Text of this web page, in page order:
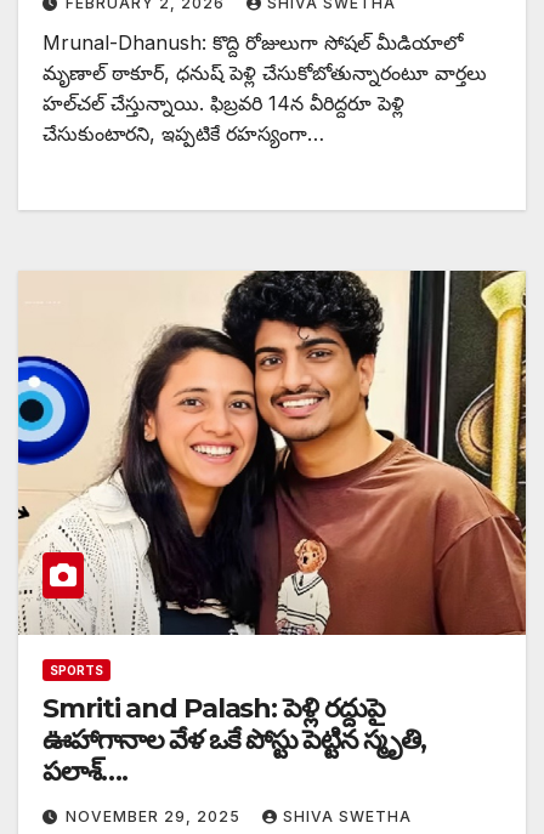
Mrunal-Dhanush: కొద్ది రోజులుగా సోషల్ మీడియాలో
మృణాల్ ఠాకూర్, ధనుష్ పెళ్లి చేసుకోబోతున్నారంటూ వార్తలు
హల్‌చల్ చేస్తున్నాయి. ఫిబ్రవరి 14న వీరిద్దరూ పెళ్లి
చేసుకుంటారని, ఇప్పటికే రహస్యంగా…
SPORTS
Smriti and Palash: పెళ్లి రద్దుపై
ఊహాగానాల వేళ ఒకే పోస్టు పెట్టిన స్మృతి,
పలాశ్….
NOVEMBER 29, 2025 SHIVA SWETHA